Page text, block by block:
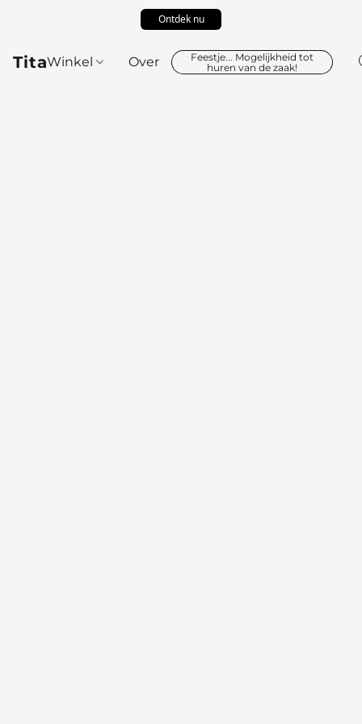
Ontdek nu
TitaWinkel Over
Feestje... Mogelijkheid tot
huren van de zaak!